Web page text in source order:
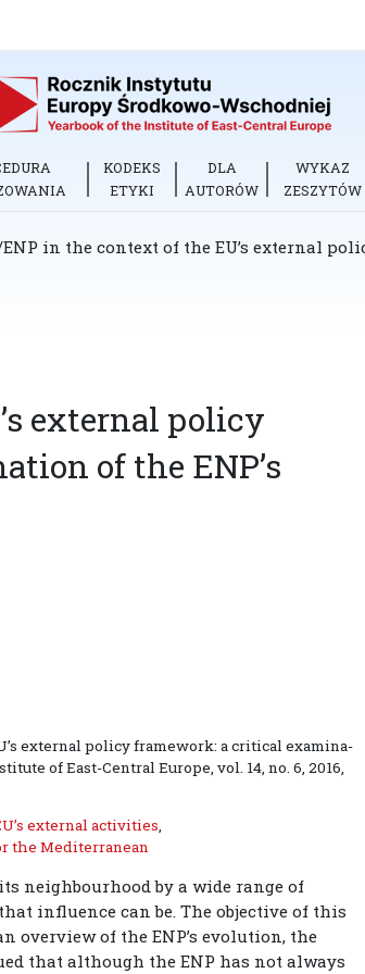
KODEKS
ETYKI
DLA
AUTORÓW
WYKAZ
ZESZYTÓW
ENP in the context of the EU’s external
external policy
of the ENP’s
external policy framework: a critical examina-
of East-Central Europe, vol. 14, no. 6, 2016,
external activities,
the Mediterranean
neighbourhood by a wide range of
influence can be. The objective of this
overview of the ENP’s evolution, the
that although the ENP has not always